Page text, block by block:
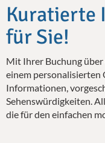
Kuratierte
für Sie!
Mit Ihrer Buchung über
einem personalisierten
Informationen,
Sehenswürdigkeiten.
die für den einfachen